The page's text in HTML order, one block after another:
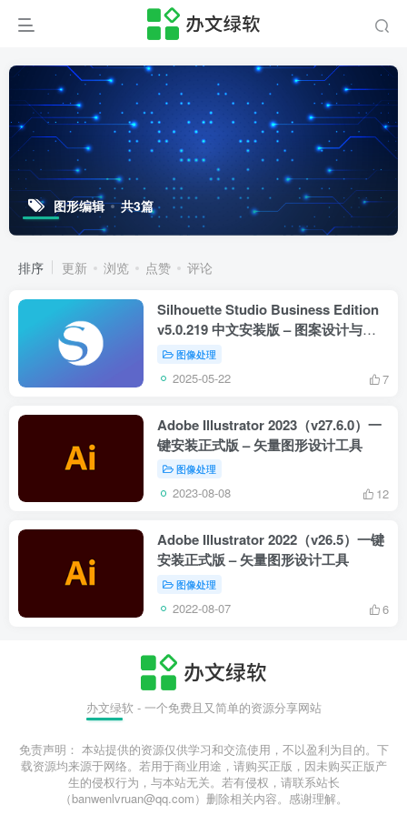
图形编辑 共3篇
排序 更新 浏览 点赞 评论
Silhouette Studio Business Edition
v5.0.219 中文安装版 – 图案设计与切
割软件
图像处理
2025-05-22 7
Adobe Illustrator 2023（v27.6.0）一
键安装正式版 – 矢量图形设计工具
图像处理
2023-08-08 12
Adobe Illustrator 2022（v26.5）一键
安装正式版 – 矢量图形设计工具
图像处理
2022-08-07 6
办文绿软 - 一个免费且又简单的资源分享网站
免责声明： 本站提供的资源仅供学习和交流使用，不以盈利为目的。下
载资源均来源于网络。若用于商业用途，请购买正版，因未购买正版产
生的侵权行为，与本站无关。若有侵权，请联系站长
（banwenlvruan@qq.com）删除相关内容。感谢理解。